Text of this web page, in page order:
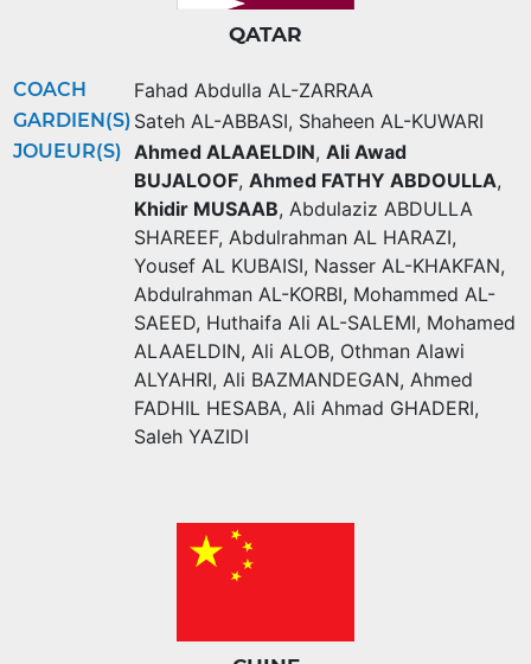
QATAR
COACH Fahad Abdulla AL-ZARRAA
GARDIEN(S) Sateh AL-ABBASI, Shaheen AL-KUWARI
JOUEUR(S) Ahmed ALAAELDIN, Ali Awad
BUJALOOF, Ahmed FATHY ABDOULLA,
Khidir MUSAAB, Abdulaziz ABDULLA
SHAREEF, Abdulrahman AL HARAZI,
Yousef AL KUBAISI, Nasser AL-KHAKFAN,
Abdulrahman AL-KORBI, Mohammed AL-
SAEED, Huthaifa Ali AL-SALEMI, Mohamed
ALAAELDIN, Ali ALOB, Othman Alawi
ALYAHRI, Ali BAZMANDEGAN, Ahmed
FADHIL HESABA, Ali Ahmad GHADERI,
Saleh YAZIDI